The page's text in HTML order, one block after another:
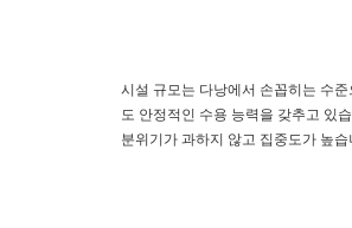
시설 규모는 다낭에서 손꼽히는 수
도 안정적인 수용 능력을 갖추고 있
분위기가 과하지 않고 집중도가 높